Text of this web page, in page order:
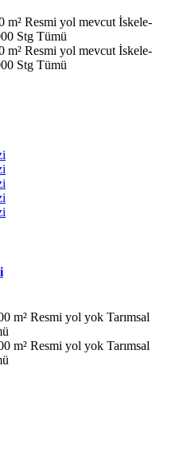
m² Resmi yol mevcut İskele-
Stg Tümü
m² Resmi yol mevcut İskele-
Stg Tümü
m² Resmi yol yok Tarımsal
m² Resmi yol yok Tarımsal